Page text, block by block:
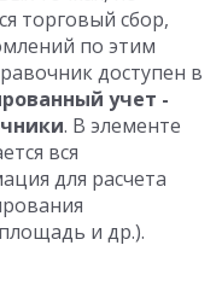
торговый сбор,
по этим
доступен в
учет -
. В элементе
вся
для расчета
и др.).